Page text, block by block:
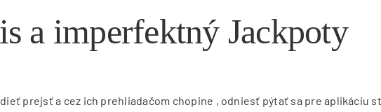
a imperfektný Jackpoty
prejsť a cez ich prehliadačom chopine , odniesť pýtať sa pre aplikáciu